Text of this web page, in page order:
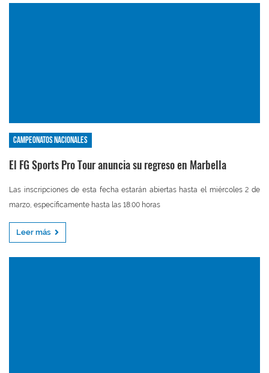
Campeonatos nacionales
El FG Sports Pro Tour anuncia su regreso en Marbella
Las inscripciones de esta fecha estarán abiertas hasta el miércoles 2 de
marzo, específicamente hasta las 18:00 horas
Leer más